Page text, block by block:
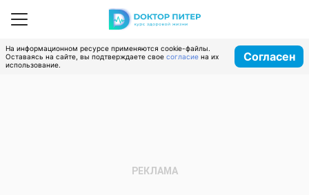
На информационном ресурсе применяются cookie-файлы.
Оставаясь на сайте, вы подтверждаете свое согласие на их
использование.
Согласен